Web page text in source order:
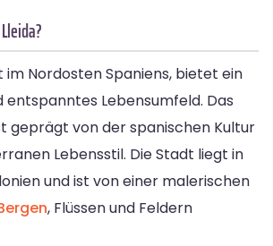
im Nordosten Spaniens, bietet ein
Lebensumfeld. Das
geprägt von der spanischen Kultur
Lebensstil. Die Stadt liegt in
und ist von einer malerischen
, Flüssen und Feldern